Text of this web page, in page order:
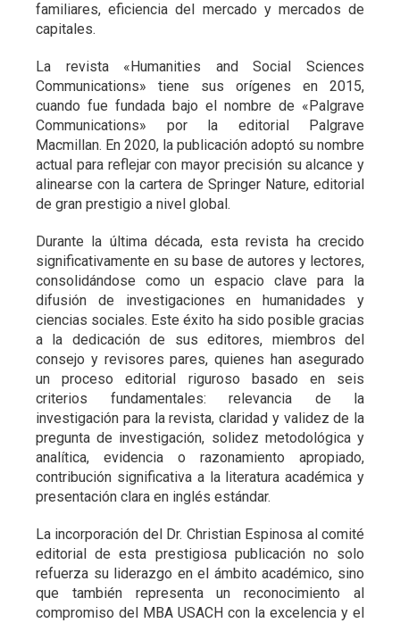
familiares, eficiencia del mercado y mercados de
capitales.
La revista «Humanities and Social Sciences
Communications» tiene sus orígenes en 2015,
cuando fue fundada bajo el nombre de «Palgrave
Communications» por la editorial Palgrave
Macmillan. En 2020, la publicación adoptó su nombre
actual para reflejar con mayor precisión su alcance y
alinearse con la cartera de Springer Nature, editorial
de gran prestigio a nivel global.
Durante la última década, esta revista ha crecido
significativamente en su base de autores y lectores,
consolidándose como un espacio clave para la
difusión de investigaciones en humanidades y
ciencias sociales. Este éxito ha sido posible gracias
a la dedicación de sus editores, miembros del
consejo y revisores pares, quienes han asegurado
un proceso editorial riguroso basado en seis
criterios fundamentales: relevancia de la
investigación para la revista, claridad y validez de la
pregunta de investigación, solidez metodológica y
analítica, evidencia o razonamiento apropiado,
contribución significativa a la literatura académica y
presentación clara en inglés estándar.
La incorporación del Dr. Christian Espinosa al comité
editorial de esta prestigiosa publicación no solo
refuerza su liderazgo en el ámbito académico, sino
que también representa un reconocimiento al
compromiso del MBA USACH con la excelencia y el